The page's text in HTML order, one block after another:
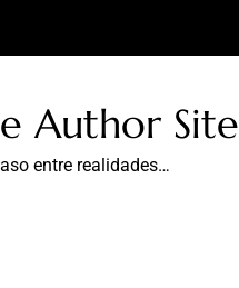
Author Site
entre realidades…